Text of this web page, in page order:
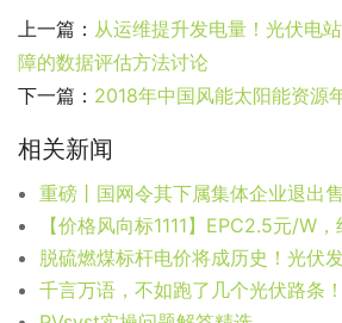
上一篇： 从运维提升发电量！光伏电
障的数据评估方法讨论
下一篇： 2018年中国风能太阳能资源
相关新闻
重磅丨国网令其下属集体企业退出
千言万语，不如跑了几个光伏路条！